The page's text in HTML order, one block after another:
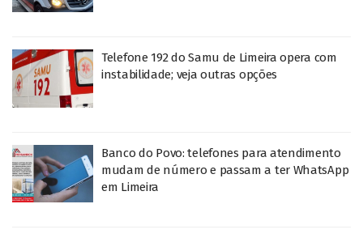
Telefone 192 do Samu de Limeira opera com
instabilidade; veja outras opções
Banco do Povo: telefones para atendimento
mudam de número e passam a ter WhatsApp
em Limeira